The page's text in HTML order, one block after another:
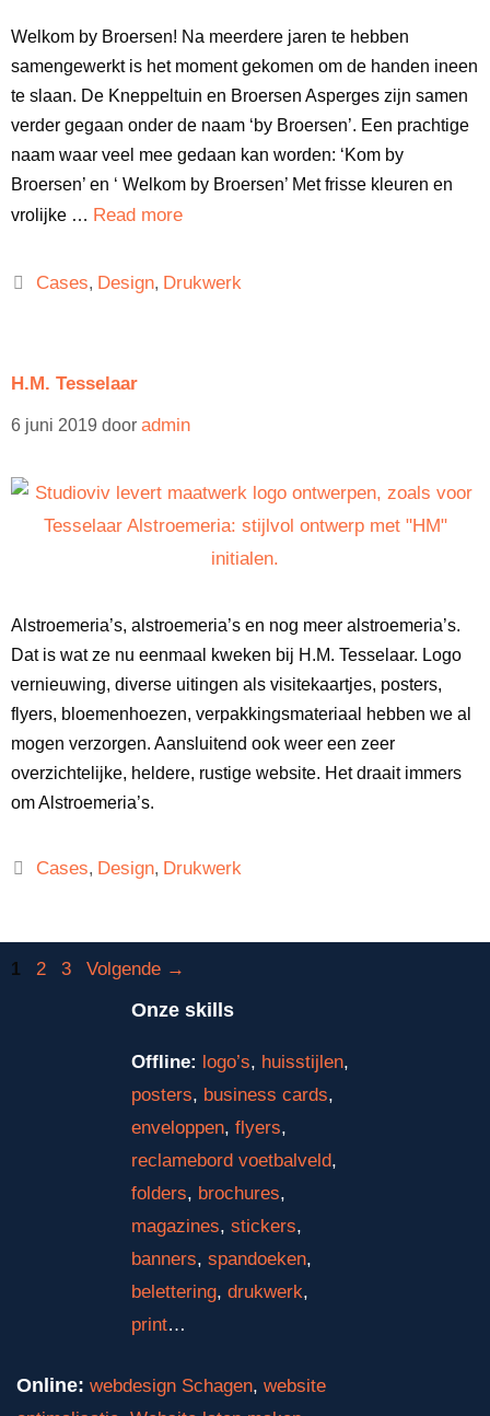
Welkom by Broersen! Na meerdere jaren te hebben
samengewerkt is het moment gekomen om de handen ineen
te slaan. De Kneppeltuin en Broersen Asperges zijn samen
verder gegaan onder de naam ‘by Broersen’. Een prachtige
naam waar veel mee gedaan kan worden: ‘Kom by
Broersen’ en ‘ Welkom by Broersen’ Met frisse kleuren en
vrolijke … Read more
Cases, Design, Drukwerk
H.M. Tesselaar
6 juni 2019 door admin
Alstroemeria’s, alstroemeria’s en nog meer alstroemeria’s.
Dat is wat ze nu eenmaal kweken bij H.M. Tesselaar. Logo
vernieuwing, diverse uitingen als visitekaartjes, posters,
flyers, bloemenhoezen, verpakkingsmateriaal hebben we al
mogen verzorgen. Aansluitend ook weer een zeer
overzichtelijke, heldere, rustige website. Het draait immers
om Alstroemeria’s.
Cases, Design, Drukwerk
1 2 3 Volgende →
Onze skills
Offline: logo’s, huisstijlen,
posters, business cards,
enveloppen, flyers,
reclamebord voetbalveld,
folders, brochures,
magazines, stickers,
banners, spandoeken,
belettering, drukwerk,
print…
Online: webdesign Schagen, website